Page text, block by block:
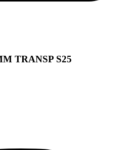
TRANSP S25